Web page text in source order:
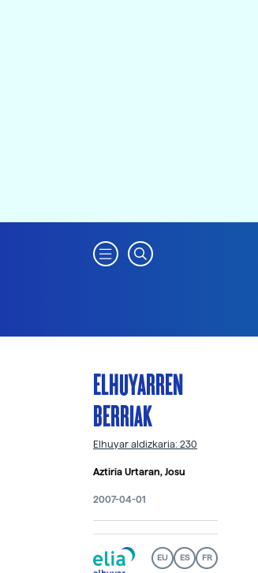
ELHUYARREN
BERRIAK
Elhuyar aldizkaria: 230
Aztiria Urtaran, Josu
2007-04-01
EU ES FR